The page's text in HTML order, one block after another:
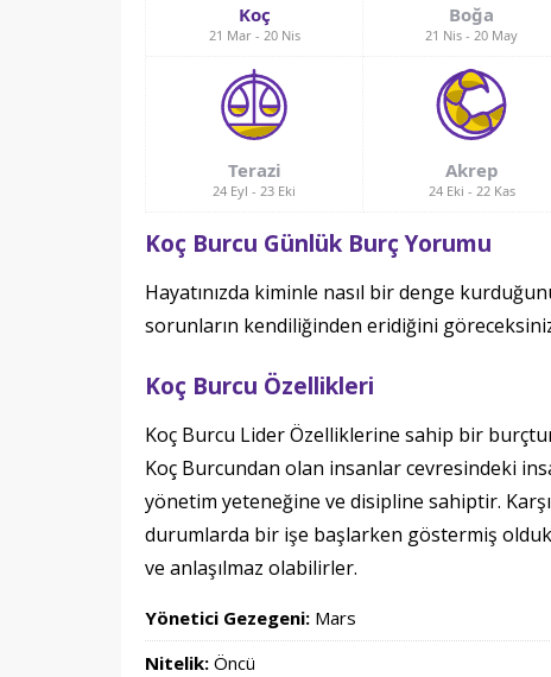
Koç
21 Mar- 20 Nis
Boğa
21 Nis -20 May
Terazi
24 Eyl -23 Eki
Akrep
24 Eki - 22 Kas
Koç Burcu Günlük Burç Yorumu
Hayatınızda kiminle nasıl bir denge
sorunların kendiliğinden eridiğini
Koç Burcu Özellikleri
Koç Burcu Lider Özelliklerine sahip bir
Koç Burcundan olan insanlar cevresindeki
yönetim yeteneğine ve disipline sahiptir.
durumlarda bir işe başlarken göstermiş
ve anlaşılmaz olabilirler.
Yönetici Gezegeni: Mars
Nitelik: Öncü